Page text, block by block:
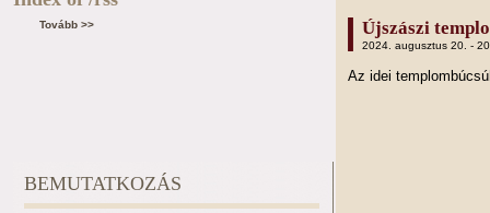
Tovább >> Újszászi
2024. augusztus 20. -
Az idei
BEMUTATKOZÁS